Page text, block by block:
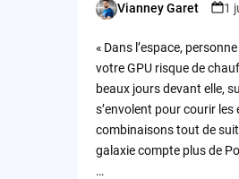
Posted
Vianney Garet 1
« Dans l’espace,
votre GPU risque de
beaux jours devant elle,
s’envolent pour courir
combinaisons tout de
galaxie compte plus de
…